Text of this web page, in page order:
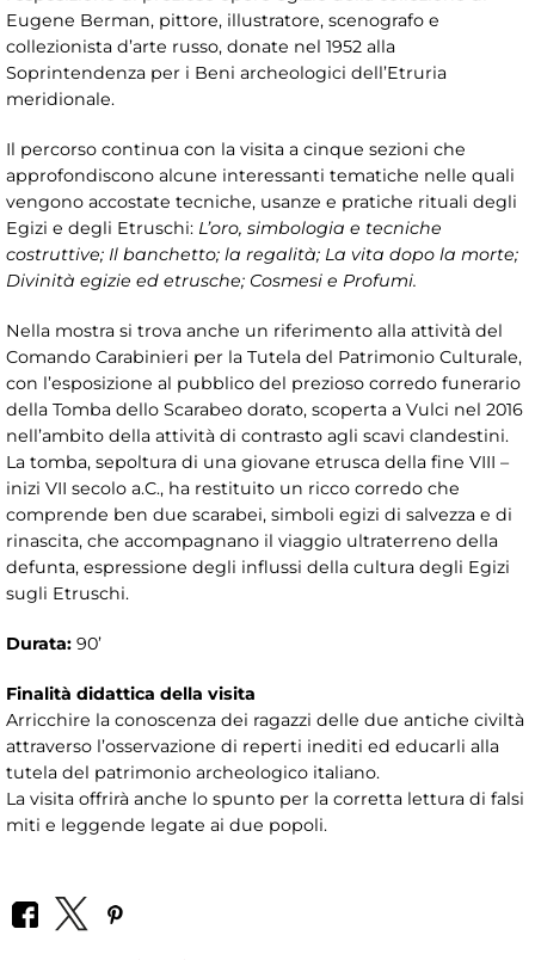
Eugene Berman, pittore, illustratore, scenografo e
collezionista d’arte russo, donate nel 1952 alla
Soprintendenza per i Beni archeologici dell’Etruria
meridionale.
Il percorso continua con la visita a cinque sezioni che
approfondiscono alcune interessanti tematiche nelle quali
vengono accostate tecniche, usanze e pratiche rituali degli
Egizi e degli Etruschi: L’oro, simbologia e tecniche
costruttive; Il banchetto; la regalità; La vita dopo la morte;
Divinità egizie ed etrusche; Cosmesi e Profumi.
Nella mostra si trova anche un riferimento alla attività del
Comando Carabinieri per la Tutela del Patrimonio Culturale,
con l’esposizione al pubblico del prezioso corredo funerario
della Tomba dello Scarabeo dorato, scoperta a Vulci nel 2016
nell’ambito della attività di contrasto agli scavi clandestini.
La tomba, sepoltura di una giovane etrusca della fine VIII –
inizi VII secolo a.C., ha restituito un ricco corredo che
comprende ben due scarabei, simboli egizi di salvezza e di
rinascita, che accompagnano il viaggio ultraterreno della
defunta, espressione degli influssi della cultura degli Egizi
sugli Etruschi.
Durata: 90’
Finalità didattica della visita
Arricchire la conoscenza dei ragazzi delle due antiche civiltà
attraverso l’osservazione di reperti inediti ed educarli alla
tutela del patrimonio archeologico italiano.
La visita offrirà anche lo spunto per la corretta lettura di falsi
miti e leggende legate ai due popoli.